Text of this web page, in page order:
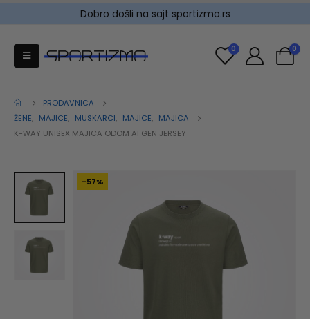
Dobro došli na sajt sportizmo.rs
0 0
PRODAVNICA
ŽENE, MAJICE, MUSKARCI, MAJICE, MAJICA
K-WAY UNISEX MAJICA ODOM AI GEN JERSEY
-57%